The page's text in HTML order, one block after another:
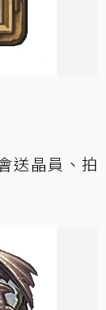
送晶員、拍